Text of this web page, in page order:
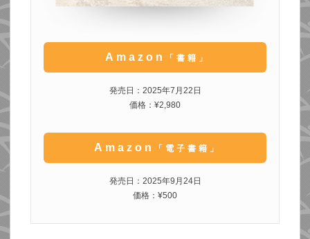
Amazon 「書籍」
発売日：2025年7月22日
価格：¥2,980
Amazon 「電子書籍」
発売日：2025年9月24日
価格：¥500